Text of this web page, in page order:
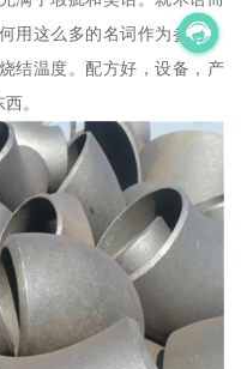
用这么多的名词作为参考，
结温度。配方好，设备，产
。